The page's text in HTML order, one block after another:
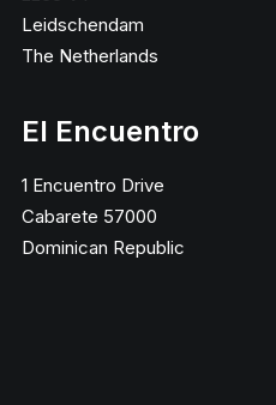
Leidschendam
The Netherlands
El Encuentro
1 Encuentro Drive
Cabarete 57000
Dominican Republic